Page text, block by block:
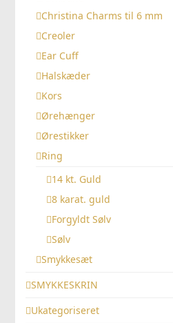
Christina Charms til 6 mm
Creoler
Ear Cuff
Halskæder
Kors
Ørehænger
Ørestikker
Ring
14 kt. Guld
8 karat. guld
Forgyldt Sølv
Sølv
Smykkesæt
SMYKKESKRIN
Ukategoriseret